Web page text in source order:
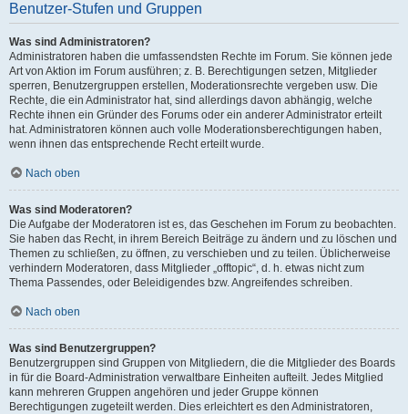
Benutzer-Stufen und Gruppen
Was sind Administratoren?
Administratoren haben die umfassendsten Rechte im Forum. Sie können jede
Art von Aktion im Forum ausführen; z. B. Berechtigungen setzen, Mitglieder
sperren, Benutzergruppen erstellen, Moderationsrechte vergeben usw. Die
Rechte, die ein Administrator hat, sind allerdings davon abhängig, welche
Rechte ihnen ein Gründer des Forums oder ein anderer Administrator erteilt
hat. Administratoren können auch volle Moderationsberechtigungen haben,
wenn ihnen das entsprechende Recht erteilt wurde.
Nach oben
Was sind Moderatoren?
Die Aufgabe der Moderatoren ist es, das Geschehen im Forum zu beobachten.
Sie haben das Recht, in ihrem Bereich Beiträge zu ändern und zu löschen und
Themen zu schließen, zu öffnen, zu verschieben und zu teilen. Üblicherweise
verhindern Moderatoren, dass Mitglieder „offtopic“, d. h. etwas nicht zum
Thema Passendes, oder Beleidigendes bzw. Angreifendes schreiben.
Nach oben
Was sind Benutzergruppen?
Benutzergruppen sind Gruppen von Mitgliedern, die die Mitglieder des Boards
in für die Board-Administration verwaltbare Einheiten aufteilt. Jedes Mitglied
kann mehreren Gruppen angehören und jeder Gruppe können
Berechtigungen zugeteilt werden. Dies erleichtert es den Administratoren,